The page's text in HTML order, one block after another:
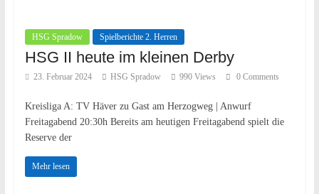
HSG Spradow Spielberichte 2. Herren
HSG II heute im kleinen Derby
23. Februar 2024 HSG Spradow 990 Views 0 Comments
Kreisliga A: TV Häver zu Gast am Herzogweg | Anwurf
Freitagabend 20:30h Bereits am heutigen Freitagabend spielt die
Reserve der
Mehr lesen